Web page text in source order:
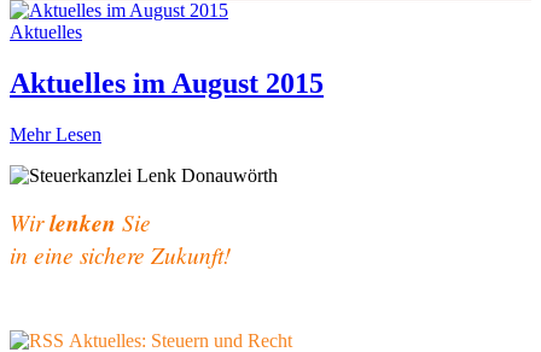
Aktuelles
Aktuelles im August 2015
Mehr Lesen
Wirlenken Sie
in eine sichere Zukunft!
Aktuelles: Steuern und Recht